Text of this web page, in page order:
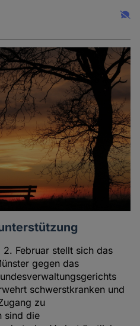
Februar stellt sich das
gegen das
schwerstkranken und
zu
sind die